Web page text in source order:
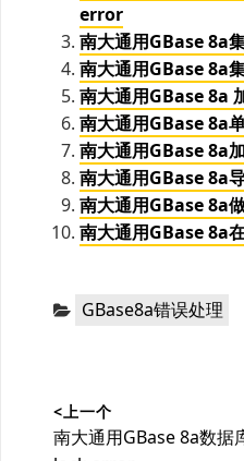
error
南大通用GBase 8a
南大通用GBase
南大通用GBase
南大通用GBase 8a
南大通用GBase
南大通用GBase 8a
南大通用GBase
南大通用GBase 8a
分
GBase8a错误处理
章
<上一个
上
南大通用GBase 8a数